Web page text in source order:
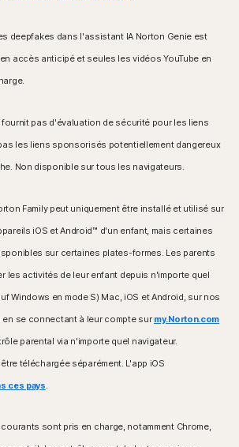
deepfakes dans l'assistant IA Norton Genie est
accès anticipé et seules les vidéos YouTube en
pas d'évaluation de sécurité pour les liens
les liens sponsorisés potentiellement dangereux
Non disponible sur tous les navigateurs.
Family peut uniquement être installé et utilisé sur
iOS et Android™ d'un enfant, mais certaines
sur certaines plates-formes. Les parents
les activités de leur enfant depuis n'importe quel
Windows en mode S) Mac, iOS et Android, sur nos
se connectant à leur compte sur my.Norton.com
parental via n'importe quel navigateur.
téléchargée séparément. L'app iOS
ces pays
sont pris en charge, notamment Chrome,